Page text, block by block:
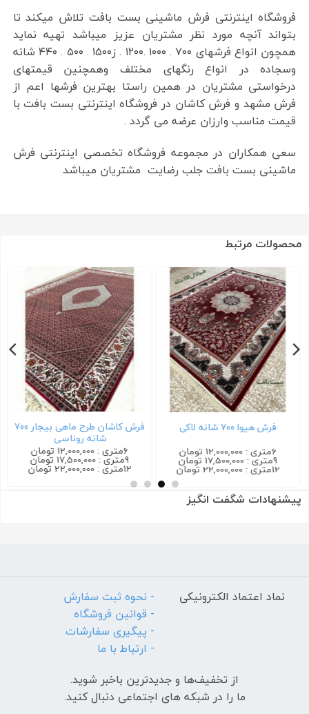
فروشگاه اینترنتی فرش ماشینی بست بافت تلاش میکند تا
بتواند آنچه مورد نظر مشتریان عزیز میباشد تهیه نماید
همچون انواع فرشهای ۷۰۰ . ۱۰۰۰ .۱۲۰۰ . ز۱۵۰۰ . ۵۰۰ . ۴۴۰ شانه
وسجاده در انواع رنگهای مختلف وهمچنین قیمتهای
درخواستی مشتریان در همین راستا بهترین فرشها اعم از
فرش مشهد و فرش کاشان در فروشگاه اینترنتی بست بافت با
قیمت مناسب وارزان عرضه می گردد .
سعی همکاران در مجموعه فروشگاه تخصصی اینترنتی فرش
ماشینی بست بافت جلب رضایت مشتریان میباشد
محصولات مرتبط
فرش هیوا ۷۰۰ شانه لاکی
6متری : 12,000,000 تومان
9متری : 17,500,000 تومان
12متری : 22,000,000 تومان
فرش کاشان طرح ماهی بیجار ۷۰۰
شانه روناسی
6متری : 12,000,000 تومان
9متری : 17,500,000 تومان
12متری : 22,000,000 تومان
پیشنهادات شگفت انگیز
نماد اعتماد الکترونیکی
- نحوه ثبت سفارش
- قوانین فروشگاه
- پیگیری سفارشات
- ارتباط با ما
از تخفیف‌ها و جدیدترین‌ باخبر شوید.
ما را در شبکه های اجتماعی دنبال کنید.